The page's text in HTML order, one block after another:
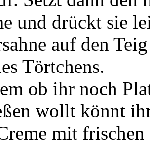
und drückt sie
auf den
Törtchens.
ob ihr noch
wollt könnt
mit